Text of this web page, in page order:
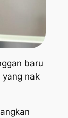
baru
yang nak